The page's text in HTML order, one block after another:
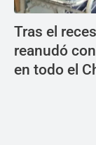
Tras el
reanudó
en todo el